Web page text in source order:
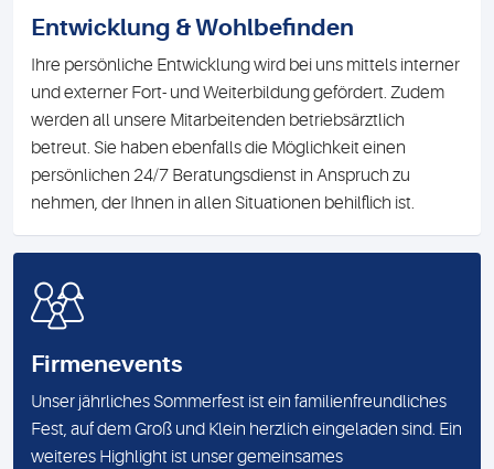
Entwicklung & Wohlbefinden
Ihre persönliche Entwicklung wird bei uns mittels interner
und externer Fort- und Weiterbildung gefördert. Zudem
werden all unsere Mitarbeitenden betriebsärztlich
betreut. Sie haben ebenfalls die Möglichkeit einen
persönlichen 24/7 Beratungsdienst in Anspruch zu
nehmen, der Ihnen in allen Situationen behilflich ist.
Firmenevents
Unser jährliches Sommerfest ist ein familienfreundliches
Fest, auf dem Groß und Klein herzlich eingeladen sind. Ein
weiteres Highlight ist unser gemeinsames